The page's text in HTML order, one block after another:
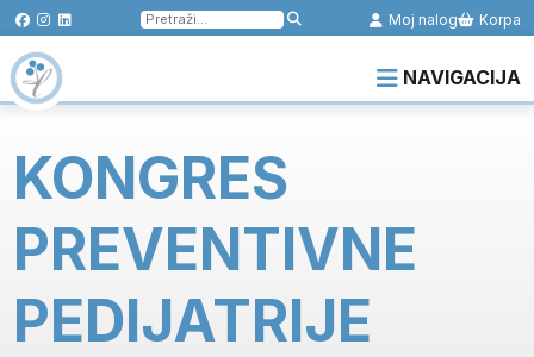
Pretraga
za:
Moj nalog Korpa
NAVIGACIJA
KONGRES
PREVENTIVNE
PEDIJATRIJE